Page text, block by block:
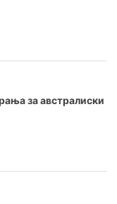
за австралиски